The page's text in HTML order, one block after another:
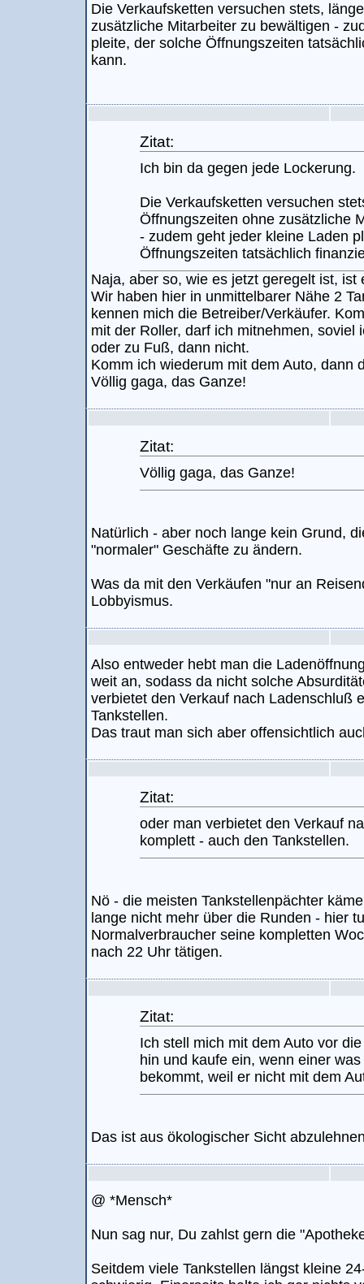
Die Verkaufsketten versuchen stets,
zusätzliche Mitarbeiter zu bewältigen -
pleite, der solche Öffnungszeiten
kann.
Zitat:
Ich bin da gegen jede Lockerung.
Die Verkaufsketten versuchen
Öffnungszeiten ohne zusätzliche
- zudem geht jeder kleine Laden
Öffnungszeiten tatsächlich
Naja, aber so, wie es jetzt geregelt ist, ist
Wir haben hier in unmittelbarer Nähe 2
kennen mich die Betreiber/Verkäufer.
mit der Roller, darf ich mitnehmen, soviel
oder zu Fuß, dann nicht.
Komm ich wiederum mit dem Auto, dann
Völlig gaga, das Ganze!
Zitat:
Völlig gaga, das Ganze!
Natürlich - aber noch lange kein Grund,
"normaler" Geschäfte zu ändern.
Was da mit den Verkäufen "nur an
Lobbyismus.
Also entweder hebt man die
weit an, sodass da nicht solche
verbietet den Verkauf nach Ladenschluß
Tankstellen.
Das traut man sich aber offensichtlich
Zitat:
oder man verbietet den Verkauf
komplett - auch den Tankstellen.
Nö - die meisten Tankstellenpächter
lange nicht mehr über die Runden - hier
Normalverbraucher seine kompletten
nach 22 Uhr tätigen.
Zitat:
Ich stell mich mit dem Auto vor
hin und kaufe ein, wenn einer
bekommt, weil er nicht mit dem
Das ist aus ökologischer Sicht
@ *Mensch*
Nun sag nur, Du zahlst gern die
Seitdem viele Tankstellen längst kleine